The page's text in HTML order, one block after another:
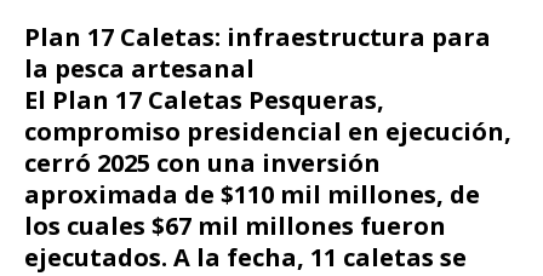
Plan 17 Caletas: infraestructura para
la pesca artesanal
El Plan 17 Caletas Pesqueras,
compromiso presidencial en ejecución,
cerró 2025 con una inversión
aproximada de $110 mil millones, de
los cuales $67 mil millones fueron
ejecutados. A la fecha, 11 caletas se